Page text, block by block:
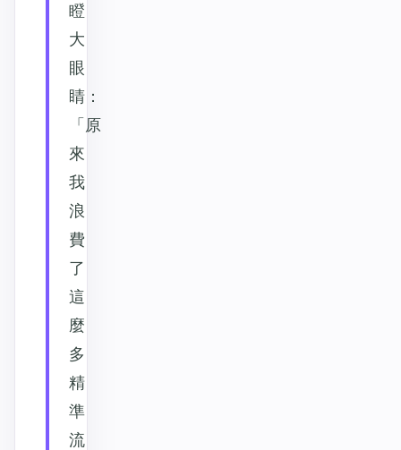
瞪
大
眼
睛：
「原
來
我
浪
費
了
這
麼
多
精
準
流